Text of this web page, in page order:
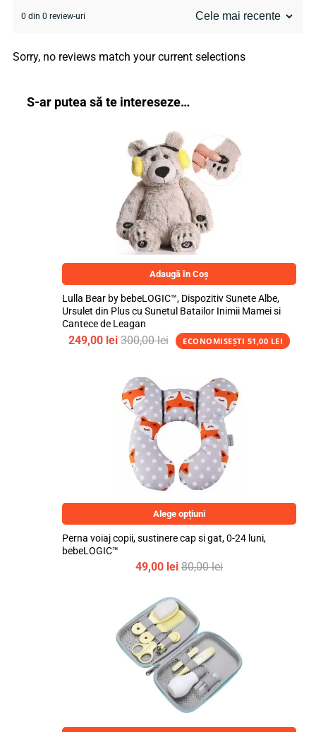
0 din 0 review-uri
Sorry, no reviews match your current selections
S-ar putea să te intereseze…
Adaugă în Coș
Lulla Bear by bebeLOGIC™, Dispozitiv Sunete Albe,
Ursulet din Plus cu Sunetul Batailor Inimii Mamei si
Cantece de Leagan
249,00 lei 300,00lei ECONOMISEȘTI 51,00 LEI
Alege opțiuni
Perna voiaj copii, sustinere cap si gat, 0-24 luni,
bebeLOGIC™
49,00 lei 80,00lei